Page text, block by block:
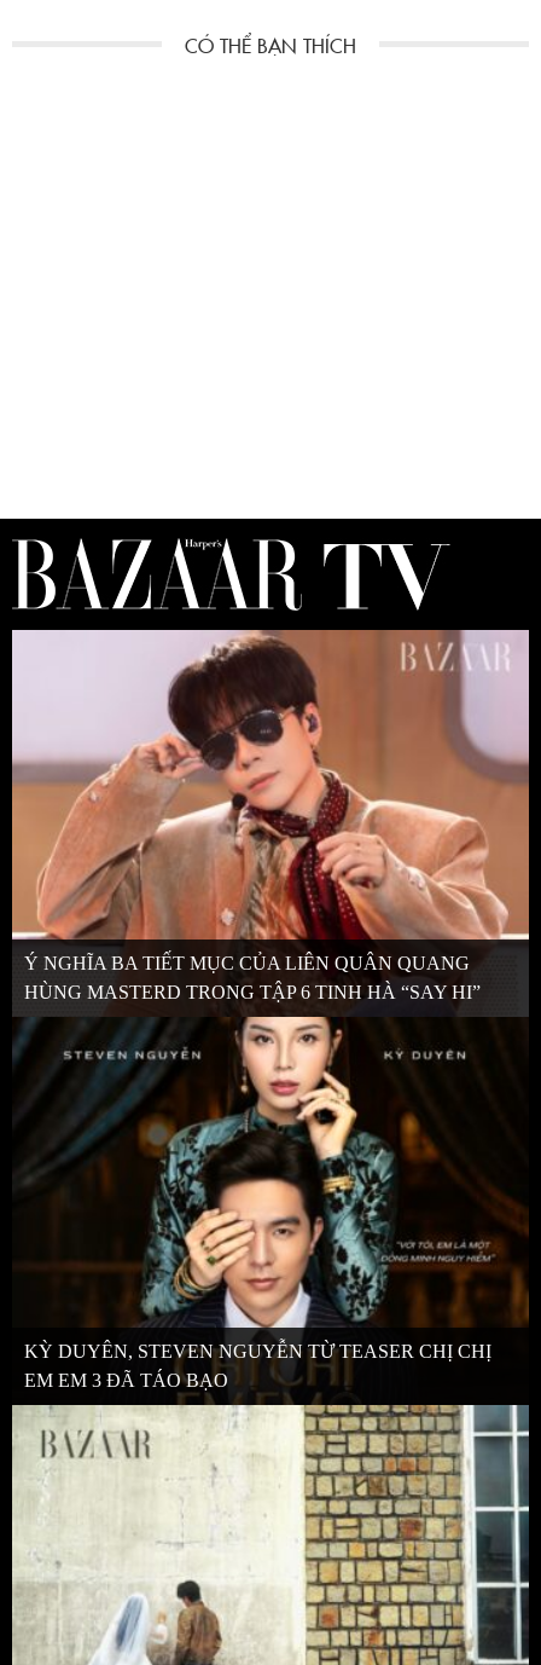
Ý NGHĨA BA TIẾT MỤC CỦA LIÊN QUÂN QUANG
HÙNG MASTERD TRONG TẬP 6 TINH HÀ “SAY HI”
KỲ DUYÊN, STEVEN NGUYỄN TỪ TEASER CHỊ CHỊ
EM EM 3 ĐÃ TÁO BẠO